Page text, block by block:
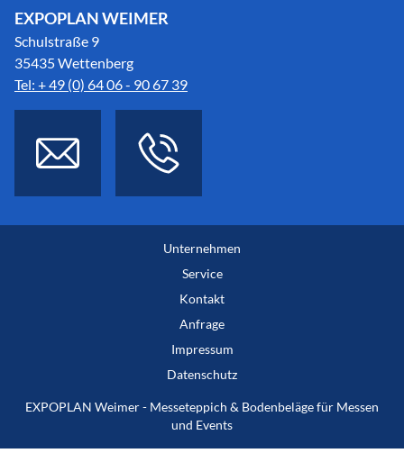
EXPOPLAN WEIMER
Schulstraße 9
35435 Wettenberg
Tel: + 49 (0) 64 06 - 90 67 39
Unternehmen
Service
Kontakt
Anfrage
Impressum
Datenschutz
EXPOPLAN Weimer - Messeteppich & Bodenbeläge für Messen
und Events